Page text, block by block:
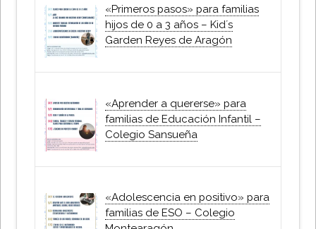
«Primeros pasos» para familias
hijos de 0 a 3 años – Kid´s
Garden Reyes de Aragón
«Aprender a quererse» para
familias de Educación Infantil –
Colegio Sansueña
«Adolescencia en positivo» para
familias de ESO – Colegio